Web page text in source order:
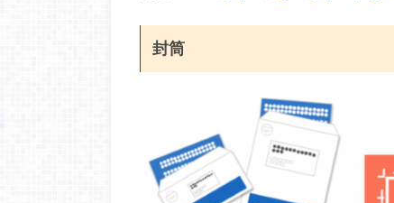
封筒